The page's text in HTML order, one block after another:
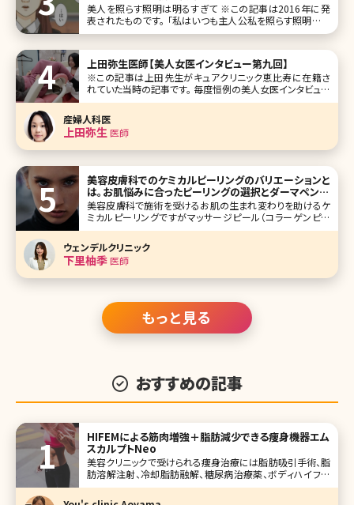
美人を照らす照明は明るすぎて ※この記事は2016年に発
表されたものです。 「私はいつも主人公私を照らす照明はい
つも明るくて眩しい照明が当たらない場所のことは知らなか
上田弥生医師【美人女医インタビュー第九回】
※この記事は上田先生がキュアクリニック恵比寿に在籍さ
れていた当時の記事です。 毎度恒例の美人女医インタビュー
第九回は、過去続いた美容皮膚科部門から離れ、初めての婦
人科医です。東京・渋谷区恵比寿の恵比寿ガーデンプレイス
近くにある隠れ家的で通いやすさをイメージさせるキュアク
リニック恵比寿の上田弥生院長
産婦人科医
上田弥生医師
美容皮膚科でのケミカルピーリングのバリエーションと
は。お肌悩みに合ったピーリングの選択とダーマペンと
の親和性
美容皮膚科で施術を受けるお肌の生まれ変わりを助けるケ
ミカルピーリングですがマッサージピール（コラーゲンピー
ル）、ミラノリピール（バイオリピール）、リバースピール、ウー
バーピールなど沢山の種類があります。 それぞれどのような
効果があり、どのような肌悩みの改善が期待できるのかご存
じですか?美容皮膚
ウェンデルクリニック
下里柚季医師
もっと見る
おすすめの記事
HIFEMによる筋肉増強＋脂肪減少できる痩身機器エム
スカルプトNeo
美容クリニックで受けられる痩身治療には脂肪吸引手術、脂
肪溶解注射、冷却脂肪融解、糖尿病治療薬、ボディハイフな
どたくさん種類がありどれがいいのか迷ってしまいますよね。
それぞれメリット、デメリットがあるので今回は身体への負担